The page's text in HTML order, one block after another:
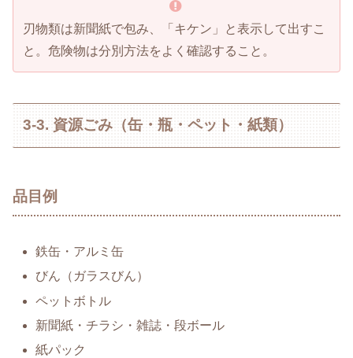
刃物類は新聞紙で包み、「キケン」と表示して出すこ
と。危険物は分別方法をよく確認すること。
3-3. 資源ごみ（缶・瓶・ペット・紙類）
品目例
鉄缶・アルミ缶
びん（ガラスびん）
ペットボトル
新聞紙・チラシ・雑誌・段ボール
紙パック